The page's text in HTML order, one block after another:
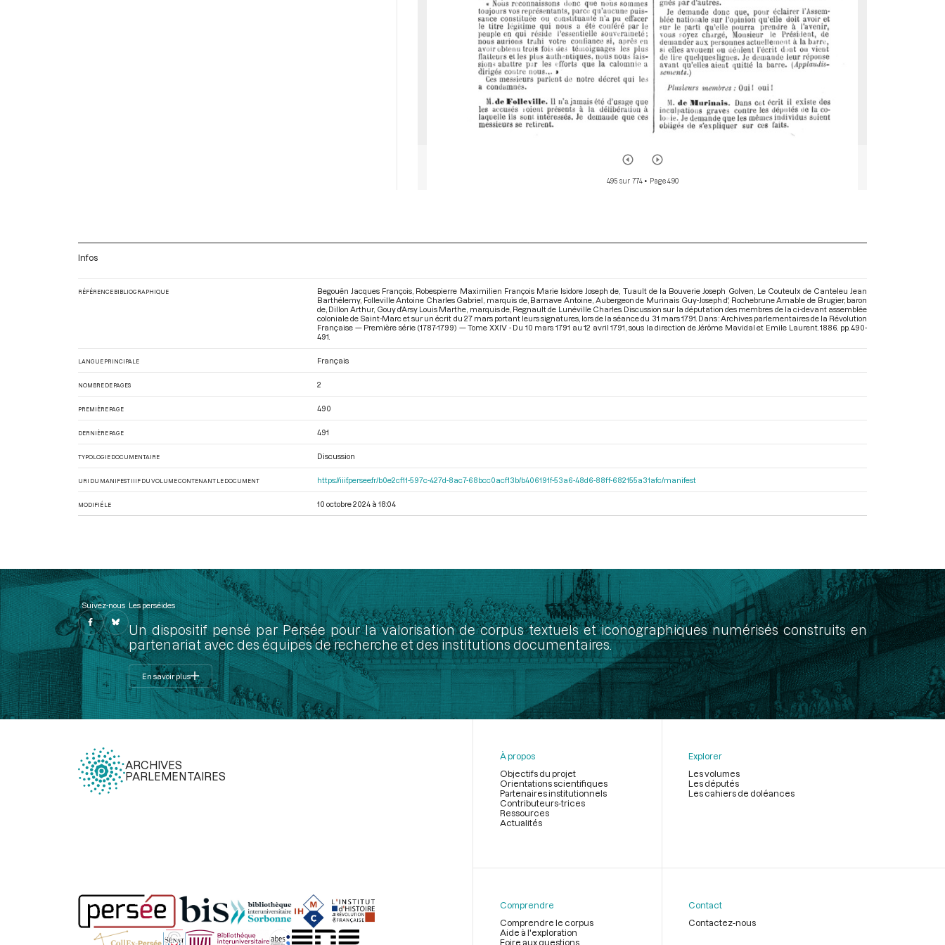
495 sur 774• Page 490
Infos
RÉFÉRENCE BIBLIOGRAPHIQUE
Begouën Jacques François, Robespierre Maximilien François Marie Isidore Joseph de, Tuault de la Bouverie Joseph Golven, Le Couteulx de Canteleu Jean
Barthélemy, Folleville Antoine Charles Gabriel, marquis de, Barnave Antoine, Aubergeon de Murinais Guy-Joseph d', Rochebrune Amable de Brugier, baron
de, Dillon Arthur, Gouy d'Arsy Louis Marthe, marquis de, Regnault de Lunéville Charles. Discussion sur la députation des membres de la ci-devant assemblée
coloniale de Saint-Marc et sur un écrit du 27 mars portant leurs signatures, lors de la séance du 31 mars 1791. Dans : Archives parlementaires de la Révolution
Française — Première série (1787-1799) — Tome XXIV - Du 10 mars 1791 au 12 avril 1791 , sous la direction de Jérôme Mavidal et Emile Laurent. 1886. pp. 490-
491.
LANGUE PRINCIPALE Français
NOMBRE DE PAGES 2
PREMIÈRE PAGE 490
DERNIÈRE PAGE 491
TYPOLOGIE DOCUMENTAIRE Discussion
URI DU MANIFEST IIIF DU VOLUME CONTENANT LE DOCUMENT https://iiif.persee.fr/b0e2cf11-597c-427d-8ac7-68bcc0acf13b/b406191f-53a6-48d6-88ff-682155a31afc/manifest
MODIFIÉ LE 10 octobre 2024 à 18:04
Suivez-nous Les perséides
Un dispositif pensé par Persée pour la valorisation de corpus textuels et iconographiques numérisés construits en
partenariat avec des équipes de recherche et des institutions documentaires.
En savoir plus
ARCHIVES
PARLEMENTAIRES
page
À propos
Objectifs du projet
Orientations scientifiques
Partenaires institutionnels
Contributeurs-trices
Ressources
Actualités
Explorer
Les volumes
Les députés
Les cahiers de doléances
Comprendre
Comprendre le corpus
Aide à l'exploration
Foire aux questions
Contact
Contactez-nous